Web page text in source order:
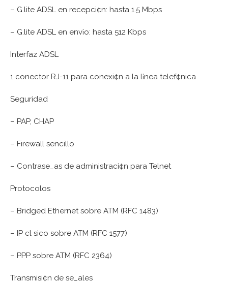
– G.lite ADSL en recepci¢n: hasta 1.5 Mbps
– G.lite ADSL en env¡o: hasta 512 Kbps
Interfaz ADSL
1 conector RJ-11 para conexi¢n a la l¡nea telef¢nica
Seguridad
– PAP, CHAP
– Firewall sencillo
– Contrase_as de administraci¢n para Telnet
Protocolos
– Bridged Ethernet sobre ATM (RFC 1483)
– IP cl sico sobre ATM (RFC 1577)
– PPP sobre ATM (RFC 2364)
Transmisi¢n de se_ales